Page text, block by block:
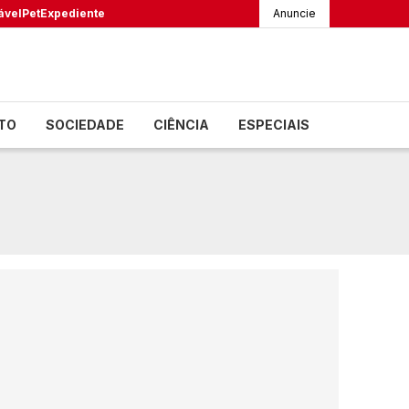
PetExpediente Anuncie
SOCIEDADE CIÊNCIA ESPECIAIS